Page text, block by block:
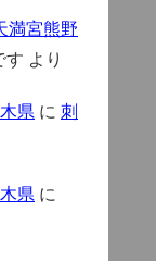
満宮熊野
す より
県 に 刺
県 に